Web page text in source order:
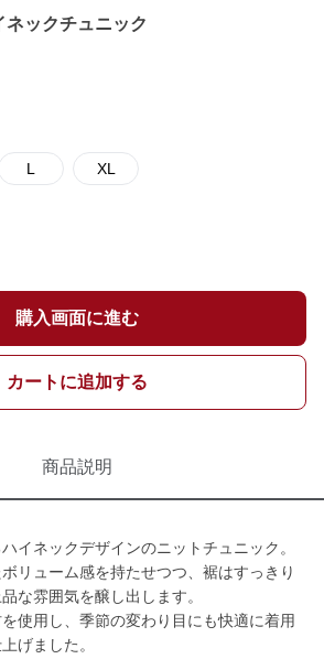
ックチュニック
L XL
購入画面に進む
カートに追加する
商品説明
イネックデザインのニットチュニック。
リューム感を持たせつつ、裾はすっきり
な雰囲気を醸し出します。
使用し、季節の変わり目にも快適に着用
げました。